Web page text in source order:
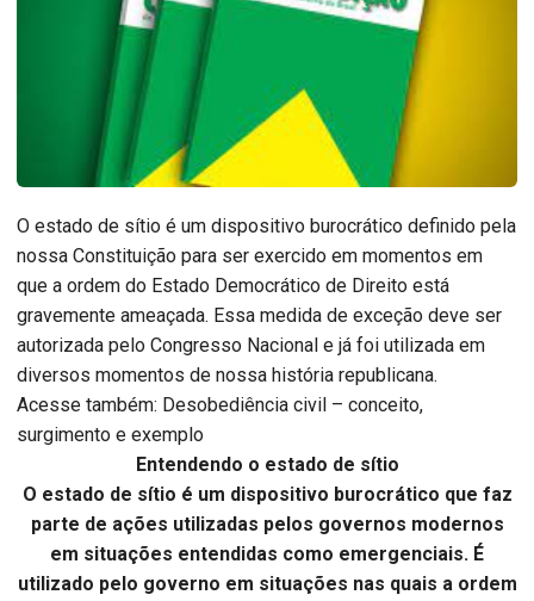
O estado de sítio é um dispositivo burocrático definido pela
nossa Constituição para ser exercido em momentos em
que a ordem do Estado Democrático de Direito está
gravemente ameaçada. Essa medida de exceção deve ser
autorizada pelo Congresso Nacional e já foi utilizada em
diversos momentos de nossa história republicana.
Acesse também: Desobediência civil – conceito,
surgimento e exemplo
Entendendo o estado de sítio
O estado de sítio é um dispositivo burocrático que faz
parte de ações utilizadas pelos governos modernos
em situações entendidas como emergenciais. É
utilizado pelo governo em situações nas quais a ordem